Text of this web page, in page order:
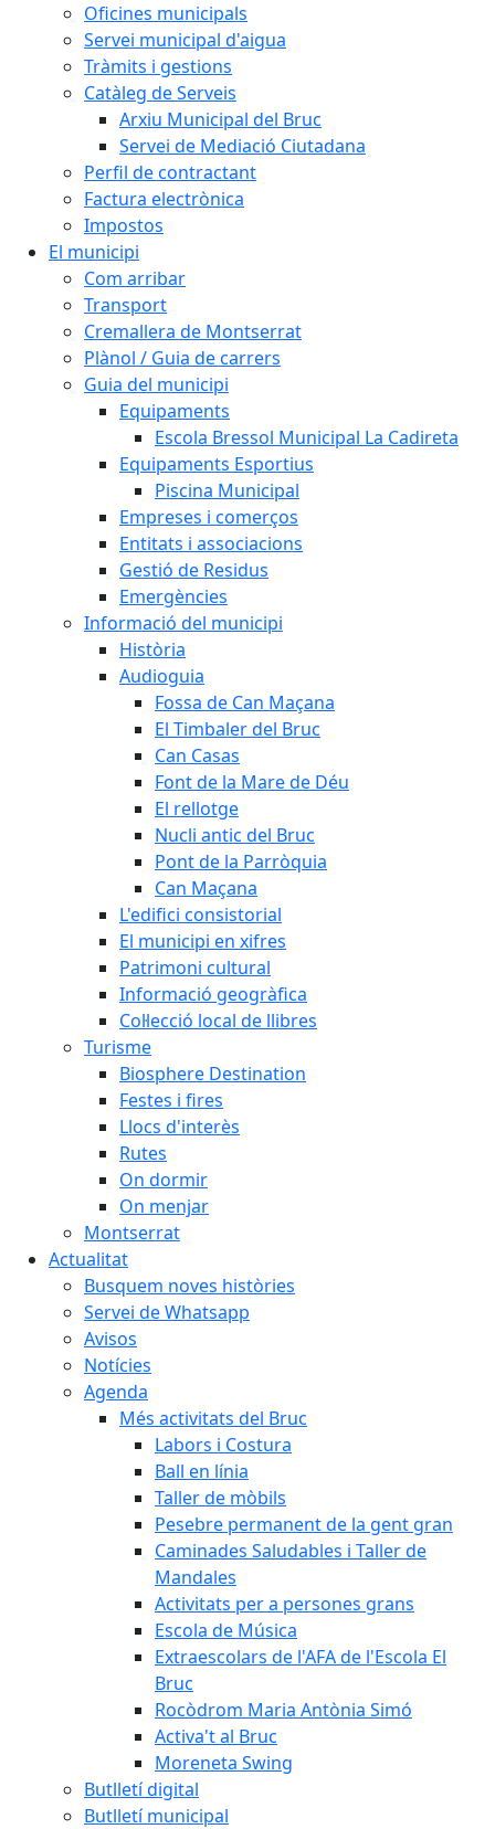
Oficines municipals
Servei municipal d'aigua
Tràmits i gestions
Catàleg de Serveis
Arxiu Municipal del Bruc
Servei de Mediació Ciutadana
Perfil de contractant
Factura electrònica
Impostos
El municipi
Com arribar
Transport
Cremallera de Montserrat
Plànol / Guia de carrers
Guia del municipi
Equipaments
Escola Bressol Municipal La Cadireta
Equipaments Esportius
Piscina Municipal
Empreses i comerços
Entitats i associacions
Gestió de Residus
Emergències
Informació del municipi
Història
Audioguia
Fossa de Can Maçana
El Timbaler del Bruc
Can Casas
Font de la Mare de Déu
El rellotge
Nucli antic del Bruc
Pont de la Parròquia
Can Maçana
L'edifici consistorial
El municipi en xifres
Patrimoni cultural
Informació geogràfica
Col·lecció local de llibres
Turisme
Biosphere Destination
Festes i fires
Llocs d'interès
Rutes
On dormir
On menjar
Montserrat
Actualitat
Busquem noves històries
Servei de Whatsapp
Avisos
Notícies
Agenda
Més activitats del Bruc
Labors i Costura
Ball en línia
Taller de mòbils
Pesebre permanent de la gent gran
Caminades Saludables i Taller de
Mandales
Activitats per a persones grans
Escola de Música
Extraescolars de l'AFA de l'Escola El
Bruc
Rocòdrom Maria Antònia Simó
Activa't al Bruc
Moreneta Swing
Butlletí digital
Butlletí municipal